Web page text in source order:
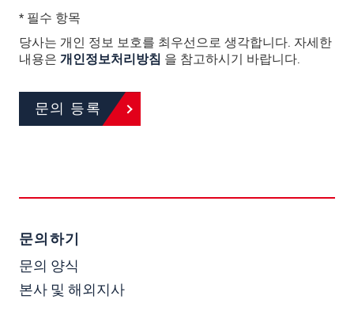
* 필수 항목
당사는 개인 정보 보호를 최우선으로 생각합니다. 자세한
내용은 개인정보처리방침 을 참고하시기 바랍니다.
문의 등록
문의하기
문의 양식
본사 및 해외지사